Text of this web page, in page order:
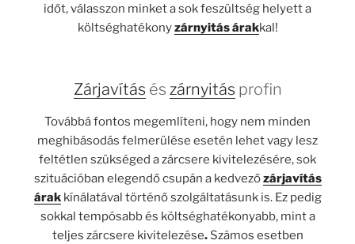
időt, válasszon minket a sok feszültség helyett a
költséghatékonyzárnyitás árakkal!
Zárjavítás és zárnyitás profin
Továbbá fontos megemlíteni, hogy nem minden
meghibásodás felmerülése esetén lehet vagy lesz
feltétlen szükséged a zárcsere kivitelezésére, sok
szituációban elegendő csupán a kedvezőzárjavítás
árakkínálatával történő szolgáltatásunk is. Ez pedig
sokkal tempósabb és költséghatékonyabb, mint a
teljes zárcsere kivitelezése. Számos esetben